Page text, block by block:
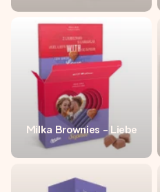
Milka Brownies - Liebe